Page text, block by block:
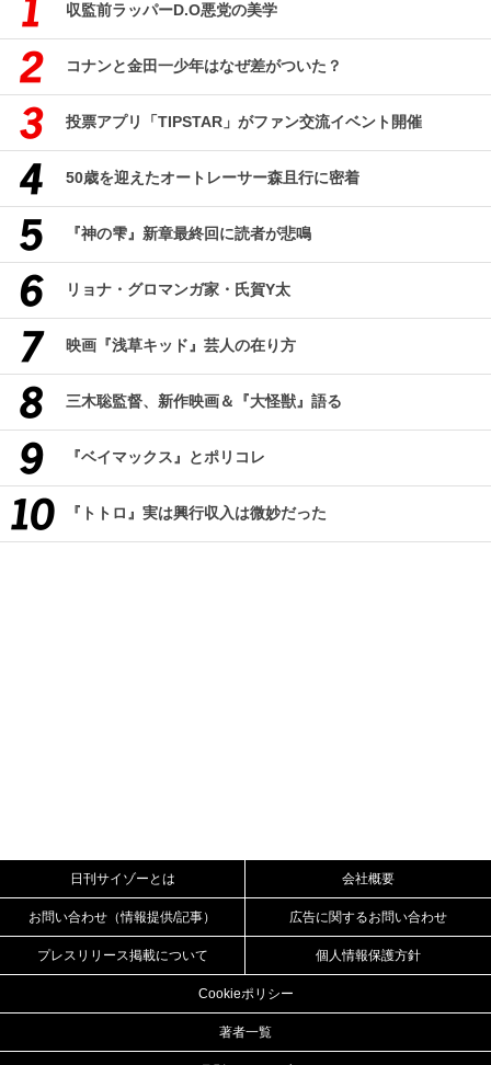
収監前ラッパーD.O悪党の美学
コナンと金田一少年はなぜ差がついた？
投票アプリ「TIPSTAR」がファン交流イベント開催
50歳を迎えたオートレーサー森且行に密着
『神の雫』新章最終回に読者が悲鳴
リョナ・グロマンガ家・氏賀Y太
映画『浅草キッド』芸人の在り方
三木聡監督、新作映画＆『大怪獣』語る
『ベイマックス』とポリコレ
『トトロ』実は興行収入は微妙だった
日刊サイゾーとは 会社概要
お問い合わせ（情報提供/記事） 広告に関するお問い合わせ
プレスリリース掲載について 個人情報保護方針
Cookieポリシー
著者一覧